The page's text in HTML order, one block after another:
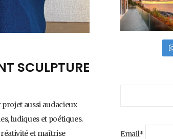
SCULPTURE
aussi audacieux
ludiques et poétiques.
et maîtrise
Email*